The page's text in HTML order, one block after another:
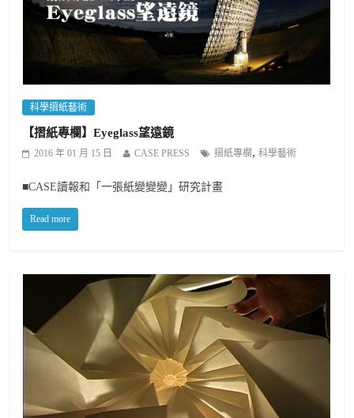
科學摺紙藝術
【摺紙專欄】Eyeglass望遠鏡
2016 年 01 月 15 日 CASE PRESS 摺紙專欄 ,科學藝術
■CASE讀報和「一張紙變變變」研究計畫
Read more